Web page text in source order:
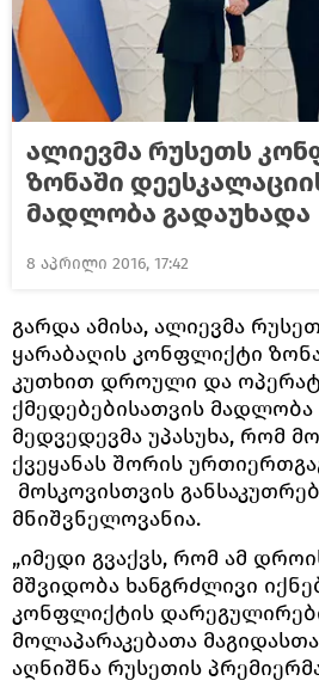
ალიევმა რუსეთს
ზონაში
მადლობა გადაუხადა
8 აპრილი 2016, 17:42
გარდა ამისა, ალიევმა
ყარაბაღის კონფლიქტი
კუთხით დროული და
ქმედებებისათვის მადლობა
მედვედევმა უპასუხა, რომ
ქვეყანას შორის
მოსკოვისთვის
მნიშვნელოვანია.
„იმედი გვაქვს, რომ ამ
მშვიდობა ხანგრძლივი
კონფლიქტის
მოლაპარაკებათა
აღნიშნა რუსეთის